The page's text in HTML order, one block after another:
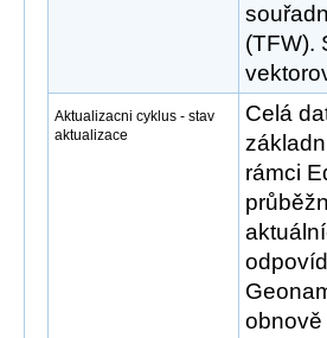
(TFW).
Aktualizacni cyklus - stav
aktualizace
Celá
rámci
obnově